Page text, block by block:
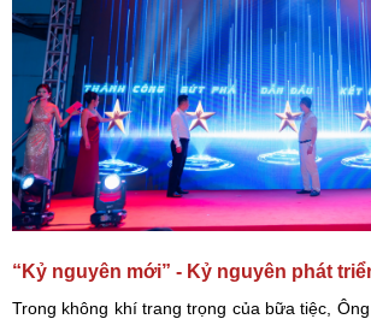
“Kỷ nguyên mới” - Kỷ nguyên phát
Trong không khí trang trọng của bữa tiệc,